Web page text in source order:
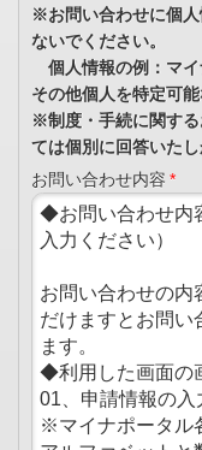
※お問い合わせに個
ないでください。
個人情報の例：マイ
その他個人を特定可
※制度・手続に関す
ては個別に回答いた
お問い合わせ内容 *